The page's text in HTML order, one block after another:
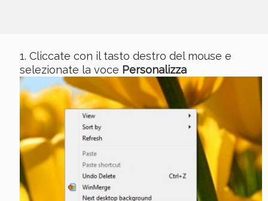
Cliccate con il tasto destro del mouse e
selezionate la voce Personalizza